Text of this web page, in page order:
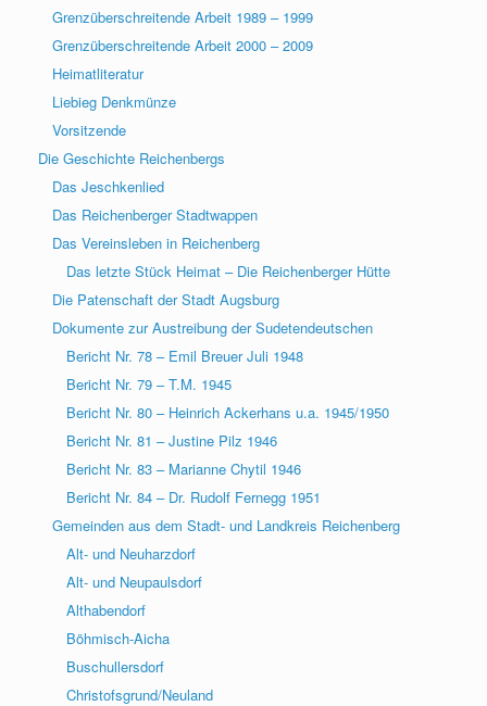
Grenzüberschreitende Arbeit 1989 – 1999
Grenzüberschreitende Arbeit 2000 – 2009
Heimatliteratur
Liebieg Denkmünze
Vorsitzende
Die Geschichte Reichenbergs
Das Jeschkenlied
Das Reichenberger Stadtwappen
Das Vereinsleben in Reichenberg
Das letzte Stück Heimat – Die Reichenberger Hütte
Die Patenschaft der Stadt Augsburg
Dokumente zur Austreibung der Sudetendeutschen
Bericht Nr. 78 – Emil Breuer Juli 1948
Bericht Nr. 79 – T.M. 1945
Bericht Nr. 80 – Heinrich Ackerhans u.a. 1945/1950
Bericht Nr. 81 – Justine Pilz 1946
Bericht Nr. 83 – Marianne Chytil 1946
Bericht Nr. 84 – Dr. Rudolf Fernegg 1951
Gemeinden aus dem Stadt- und Landkreis Reichenberg
Alt- und Neuharzdorf
Alt- und Neupaulsdorf
Althabendorf
Böhmisch-Aicha
Buschullersdorf
Christofsgrund/Neuland